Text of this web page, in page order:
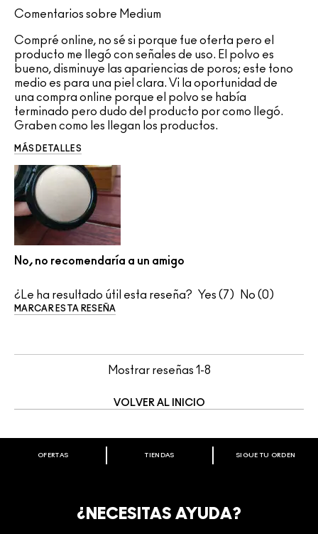
Comentarios sobre Medium
Compré online, no sé si porque fue oferta pero el
producto me llegó con señales de uso. El polvo es
bueno, disminuye las apariencias de poros; este tono
medio es para una piel clara. Vi la oportunidad de
una compra online porque el polvo se había
terminado pero dudo del producto por como llegó.
Graben como les llegan los productos.
MÁS DETALLES
No, no recomendaría a un amigo
¿Le ha resultado útil esta reseña? 7 0
MARCAR ESTA RESEÑA
Mostrar reseñas 1-8
VOLVER AL INICIO
BIENVENIDO A M·A·C COSMETICS
REGÍSTRATE AHORA PARA RECIBIR INFORMACIÓN
OFERTAS TIENDAS SIGUE TU ORDEN
¿NECESITAS AYUDA?